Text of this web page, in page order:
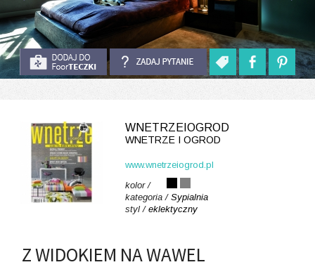
WNETRZEIOGROD
WNETRZE I OGROD
www.wnetrzeiogrod.pl
kolor /
kategoria / Sypialnia
styl / eklektyczny
Z WIDOKIEM NA WAWEL